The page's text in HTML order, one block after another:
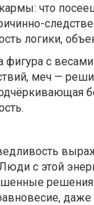
что
логики,
фигура с
меч —
с этой